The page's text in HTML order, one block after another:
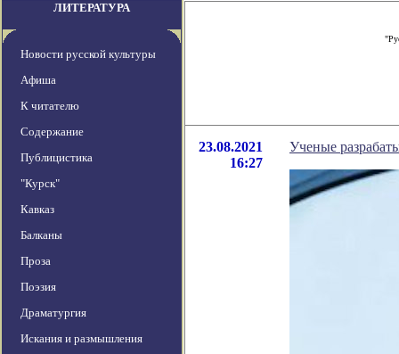
ЛИТЕРАТУРА
Новости русской культуры
Афиша
К читателю
Содержание
Публицистика
"Курск"
Кавказ
Балканы
Проза
Поэзия
Драматургия
Искания и размышления
23.08.2021
16:27
Ученые